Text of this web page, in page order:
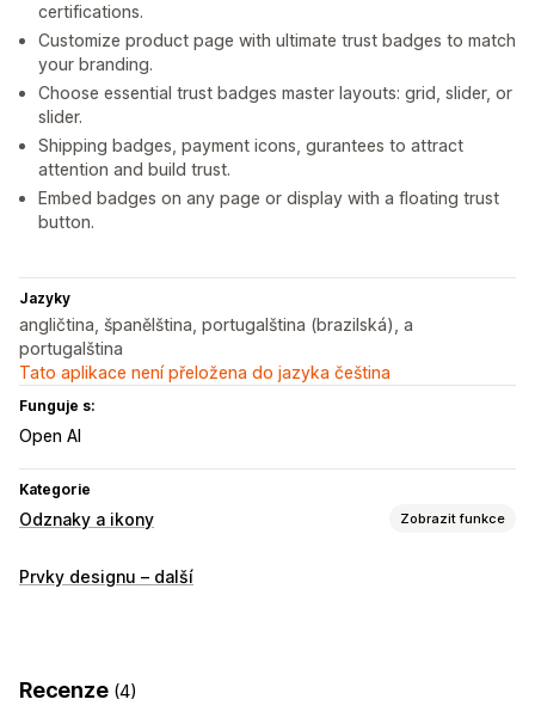
certifications.
Customize product page with ultimate trust badges to match
your branding.
Choose essential trust badges master layouts: grid, slider, or
slider.
Shipping badges, payment icons, gurantees to attract
attention and build trust.
Embed badges on any page or display with a floating trust
button.
Jazyky
angličtina, španělština, portugalština (brazilská), a
portugalština
Tato aplikace není přeložena do jazyka čeština
Funguje s:
Open AI
Kategorie
Odznaky a ikony Zobrazit funkce
Typy ikon
Přizpůsobení
Prvky designu – další
Recenze (4)